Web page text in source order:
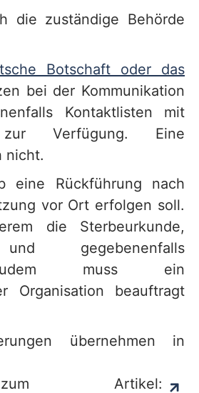
die zuständige Behörde
Botschaft oder das
bei der Kommunikation
Kontaktlisten mit
zur Verfügung. Eine
nicht.
eine Rückführung nach
vor Ort erfolgen soll.
die Sterbeurkunde,
gegebenenfalls
muss ein
Organisation beauftragt
übernehmen in
Artikel: